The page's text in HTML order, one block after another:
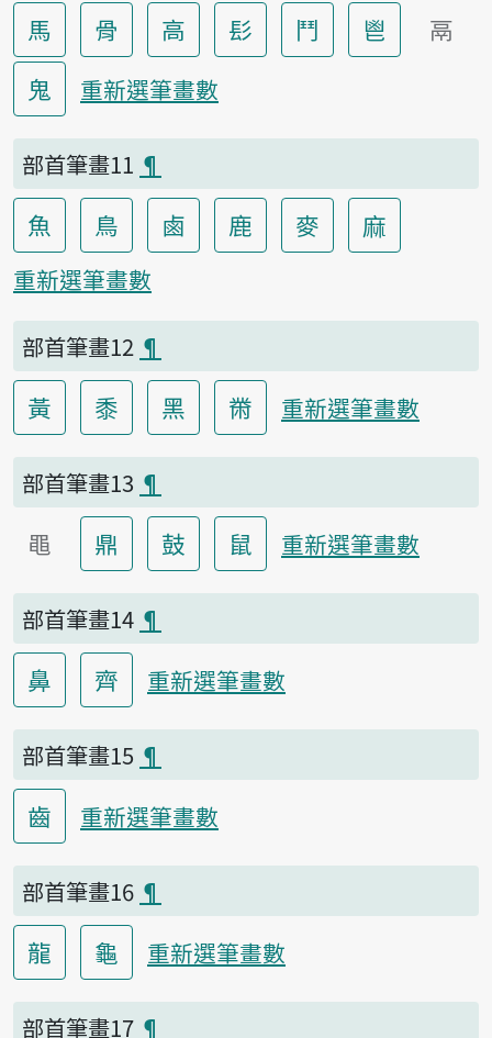
馬 骨 高 髟 鬥 鬯
鬲
鬼
重新選筆畫數
部首筆畫11 ¶
魚 鳥 鹵 鹿 麥 麻
重新選筆畫數
部首筆畫12 ¶
黃 黍 黑 黹 重新選筆畫數
部首筆畫13 ¶
黽 鼎 鼓 鼠 重新選筆畫數
部首筆畫14 ¶
鼻 齊 重新選筆畫數
部首筆畫15 ¶
齒 重新選筆畫數
部首筆畫16 ¶
龍 龜 重新選筆畫數
部首筆畫17 ¶